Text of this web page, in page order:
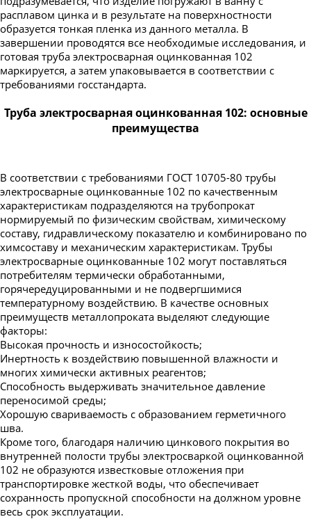
расплавом цинка и в результате на поверхностности
образуется тонкая пленка из данного металла. В
завершении проводятся все необходимые исследования, и
готовая труба электросварная оцинкованная 102
маркируется, а затем упаковывается в соответствии с
требованиями госстандарта.
Труба электросварная оцинкованная 102: основные
преимущества
В соответствии с требованиями ГОСТ 10705-80 трубы
электросварные оцинкованные 102 по качественным
характеристикам подразделяются на трубопрокат
нормируемый по физическим свойствам, химическому
составу, гидравлическому показателю и комбинировано по
химсоставу и механическим характеристикам. Трубы
электросварные оцинкованные 102 могут поставляться
потребителям термически обработанными,
горячередуцированными и не подвергшимися
температурному воздействию. В качестве основных
преимуществ металлопроката выделяют следующие
факторы:
Высокая прочность и износостойкость;
Инертность к воздействию повышенной влажности и
многих химически активных реагентов;
Способность выдерживать значительное давление
переносимой среды;
Хорошую свариваемость с образованием герметичного
шва.
Кроме того, благодаря наличию цинкового покрытия во
внутренней полости трубы электросваркой оцинкованной
102 не образуются известковые отложения при
транспортировке жесткой воды, что обеспечивает
сохранность пропускной способности на должном уровне
весь срок эксплуатации.